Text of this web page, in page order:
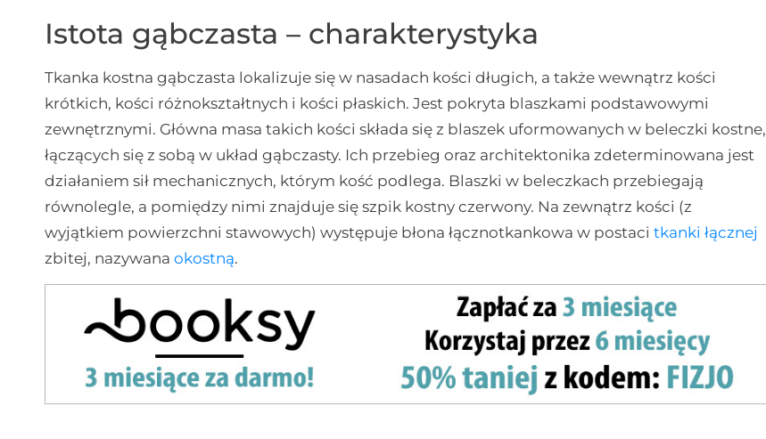
Istota gąbczasta – charakterystyka
Tkanka kostna gąbczasta lokalizuje się w nasadach kości długich, a także wewnątrz kości
krótkich, kości różnokształtnych i kości płaskich. Jest pokryta blaszkami podstawowymi
zewnętrznymi. Główna masa takich kości składa się z blaszek uformowanych w beleczki kostne,
łączących się z sobą w układ gąbczasty. Ich przebieg oraz architektonika zdeterminowana jest
działaniem sił mechanicznych, którym kość podlega. Blaszki w beleczkach przebiegają
równolegle, a pomiędzy nimi znajduje się szpik kostny czerwony. Na zewnątrz kości (z
wyjątkiem powierzchni stawowych) występuje błona łącznotkankowa w postacitkanki łącznej
zbitej, nazywanaokostną.